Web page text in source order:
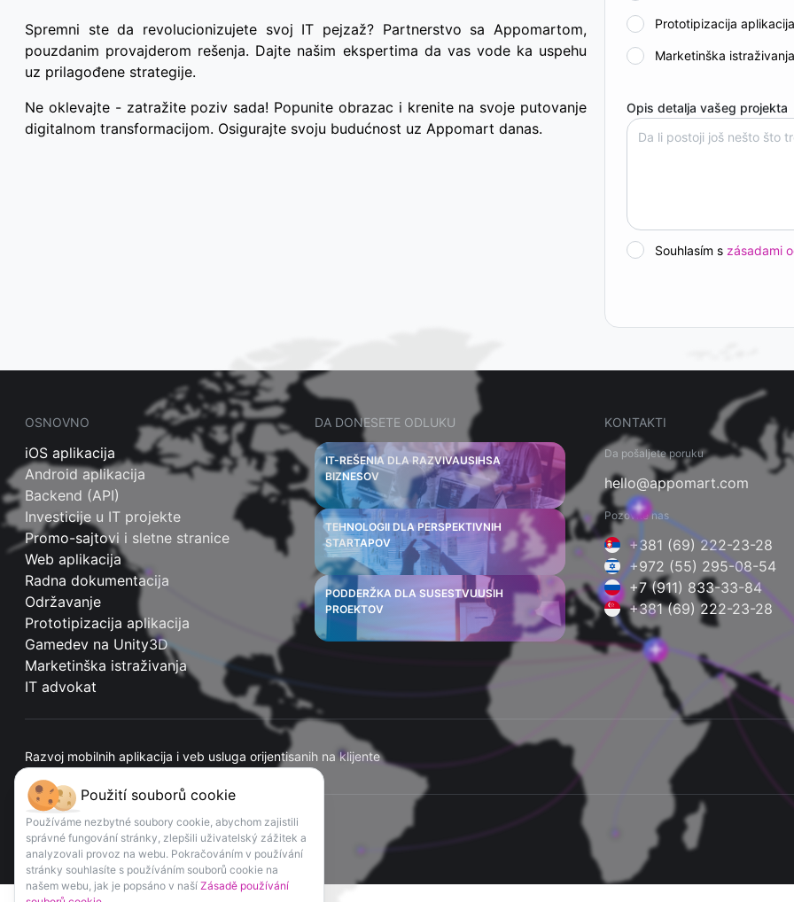
Spremni ste da revolucionizujete svoj IT pejzaž? Partnerstvo sa Appomartom,
pouzdanim provajderom rešenja. Dajte našim ekspertima da vas vode ka uspehu
uz prilagođene strategije.
Ne oklevajte - zatražite poziv sada! Popunite obrazac i krenite na svoje putovanje
digitalnom transformacijom. Osigurajte svoju budućnost uz Appomart danas.
Prototipizacija aplikacija
Marketinška istraživanja
Opis detalja vašeg projekta
Souhlasím s zásadami
OSNOVNO
iOS aplikacija
Android aplikacija
Backend (API)
Investicije u IT projekte
Promo-sajtovi i sletne stranice
Web aplikacija
Radna dokumentacija
Održavanje
Prototipizacija aplikacija
Gamedev na Unity3D
Marketinška istraživanja
IT advokat
DA DONESETE ODLUKU
IT-REŠENIA DLA RAZVIVAUSIHSA
BIZNESOV
TEHNOLOGII DLA PERSPEKTIVNIH
STARTAPOV
PODDERŽKA DLA SUSESTVUUSIH
PROEKTOV
KONTAKTI
Da pošaljete poruku
hello@appomart.com
Pozovite nas
+381 (69) 222-23-28
+972 (55) 295-08-54
+7 (911) 833-33-84
+381 (69) 222-23-28
Razvoj mobilnih aplikacija i veb usluga orijentisanih na klijente
Použití souborů cookie
Používáme nezbytné soubory cookie, abychom zajistili
správné fungování stránky, zlepšili uživatelský zážitek a
analyzovali provoz na webu. Pokračováním v používání
stránky souhlasíte s používáním souborů cookie na
našem webu, jak je popsáno v naší Zásadě používání